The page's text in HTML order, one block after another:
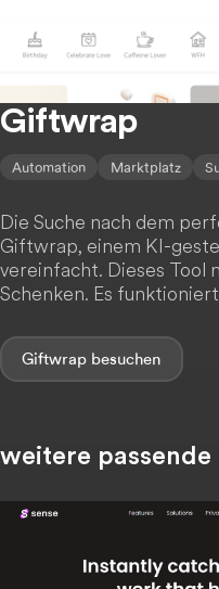
Giftwrap
Automation Marktplatz
Die Suche nach dem
Giftwrap, einem KI-
vereinfacht. Dieses Tool
Schenken. Es
Giftwrap
weitere